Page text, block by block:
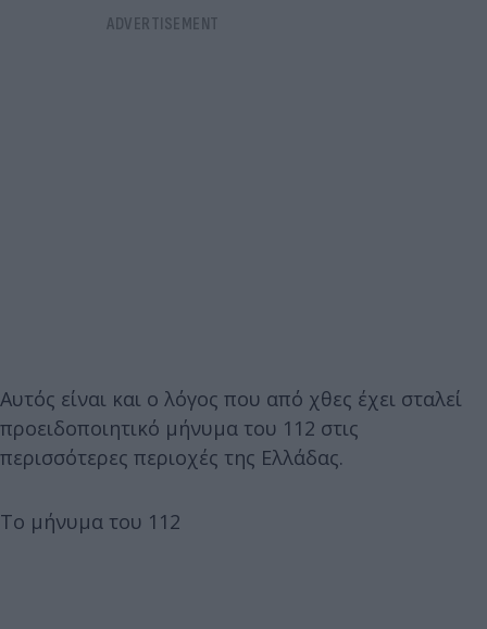
Αυτός είναι και ο λόγος που από χθες έχει σταλεί
προειδοποιητικό μήνυμα του 112 στις
περισσότερες περιοχές της Ελλάδας.
Το μήνυμα του 112